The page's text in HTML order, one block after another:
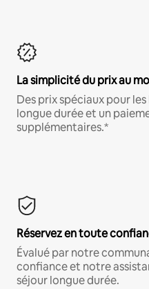
La simplicité du prix au
Des prix spéciaux pour
longue durée et un
supplémentaires.*
Réservez en toute
Évalué par notre
confiance et notre
séjour longue durée.